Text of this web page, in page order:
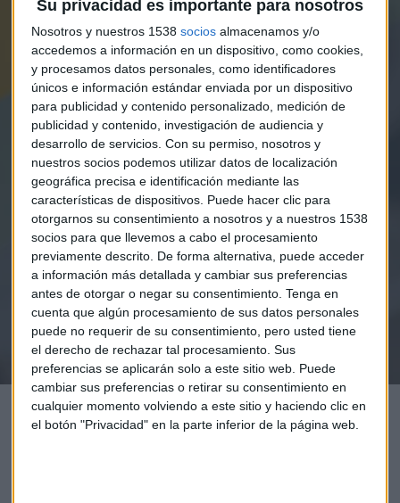
Su privacidad es importante para nosotros
Nosotros y nuestros 1538 socios almacenamos y/o
accedemos a información en un dispositivo, como cookies,
y procesamos datos personales, como identificadores
únicos e información estándar enviada por un dispositivo
para publicidad y contenido personalizado, medición de
publicidad y contenido, investigación de audiencia y
desarrollo de servicios. Con su permiso, nosotros y
nuestros socios podemos utilizar datos de localización
geográfica precisa e identificación mediante las
características de dispositivos. Puede hacer clic para
otorgarnos su consentimiento a nosotros y a nuestros 1538
socios para que llevemos a cabo el procesamiento
previamente descrito. De forma alternativa, puede acceder
a información más detallada y cambiar sus preferencias
antes de otorgar o negar su consentimiento. Tenga en
cuenta que algún procesamiento de sus datos personales
puede no requerir de su consentimiento, pero usted tiene
el derecho de rechazar tal procesamiento. Sus
preferencias se aplicarán solo a este sitio web. Puede
cambiar sus preferencias o retirar su consentimiento en
cualquier momento volviendo a este sitio y haciendo clic en
el botón "Privacidad" en la parte inferior de la página web.
Elige los boletines a los que suscribirte
Apertura
La Magia de la Publicidad
Claves ESG
Acepto lapolítica de privacidad. *
¡Suscribirme!